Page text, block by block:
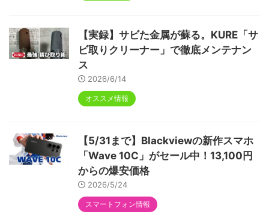
【実録】サビた金属が蘇る。KURE「サ
ビ取りクリーナー」で徹底メンテナン
ス
2026/6/14
オススメ情報
【5/31まで】Blackviewの新作スマホ
「Wave 10C」がセール中！13,100円
からの爆安価格
2026/5/24
スマートフォン情報